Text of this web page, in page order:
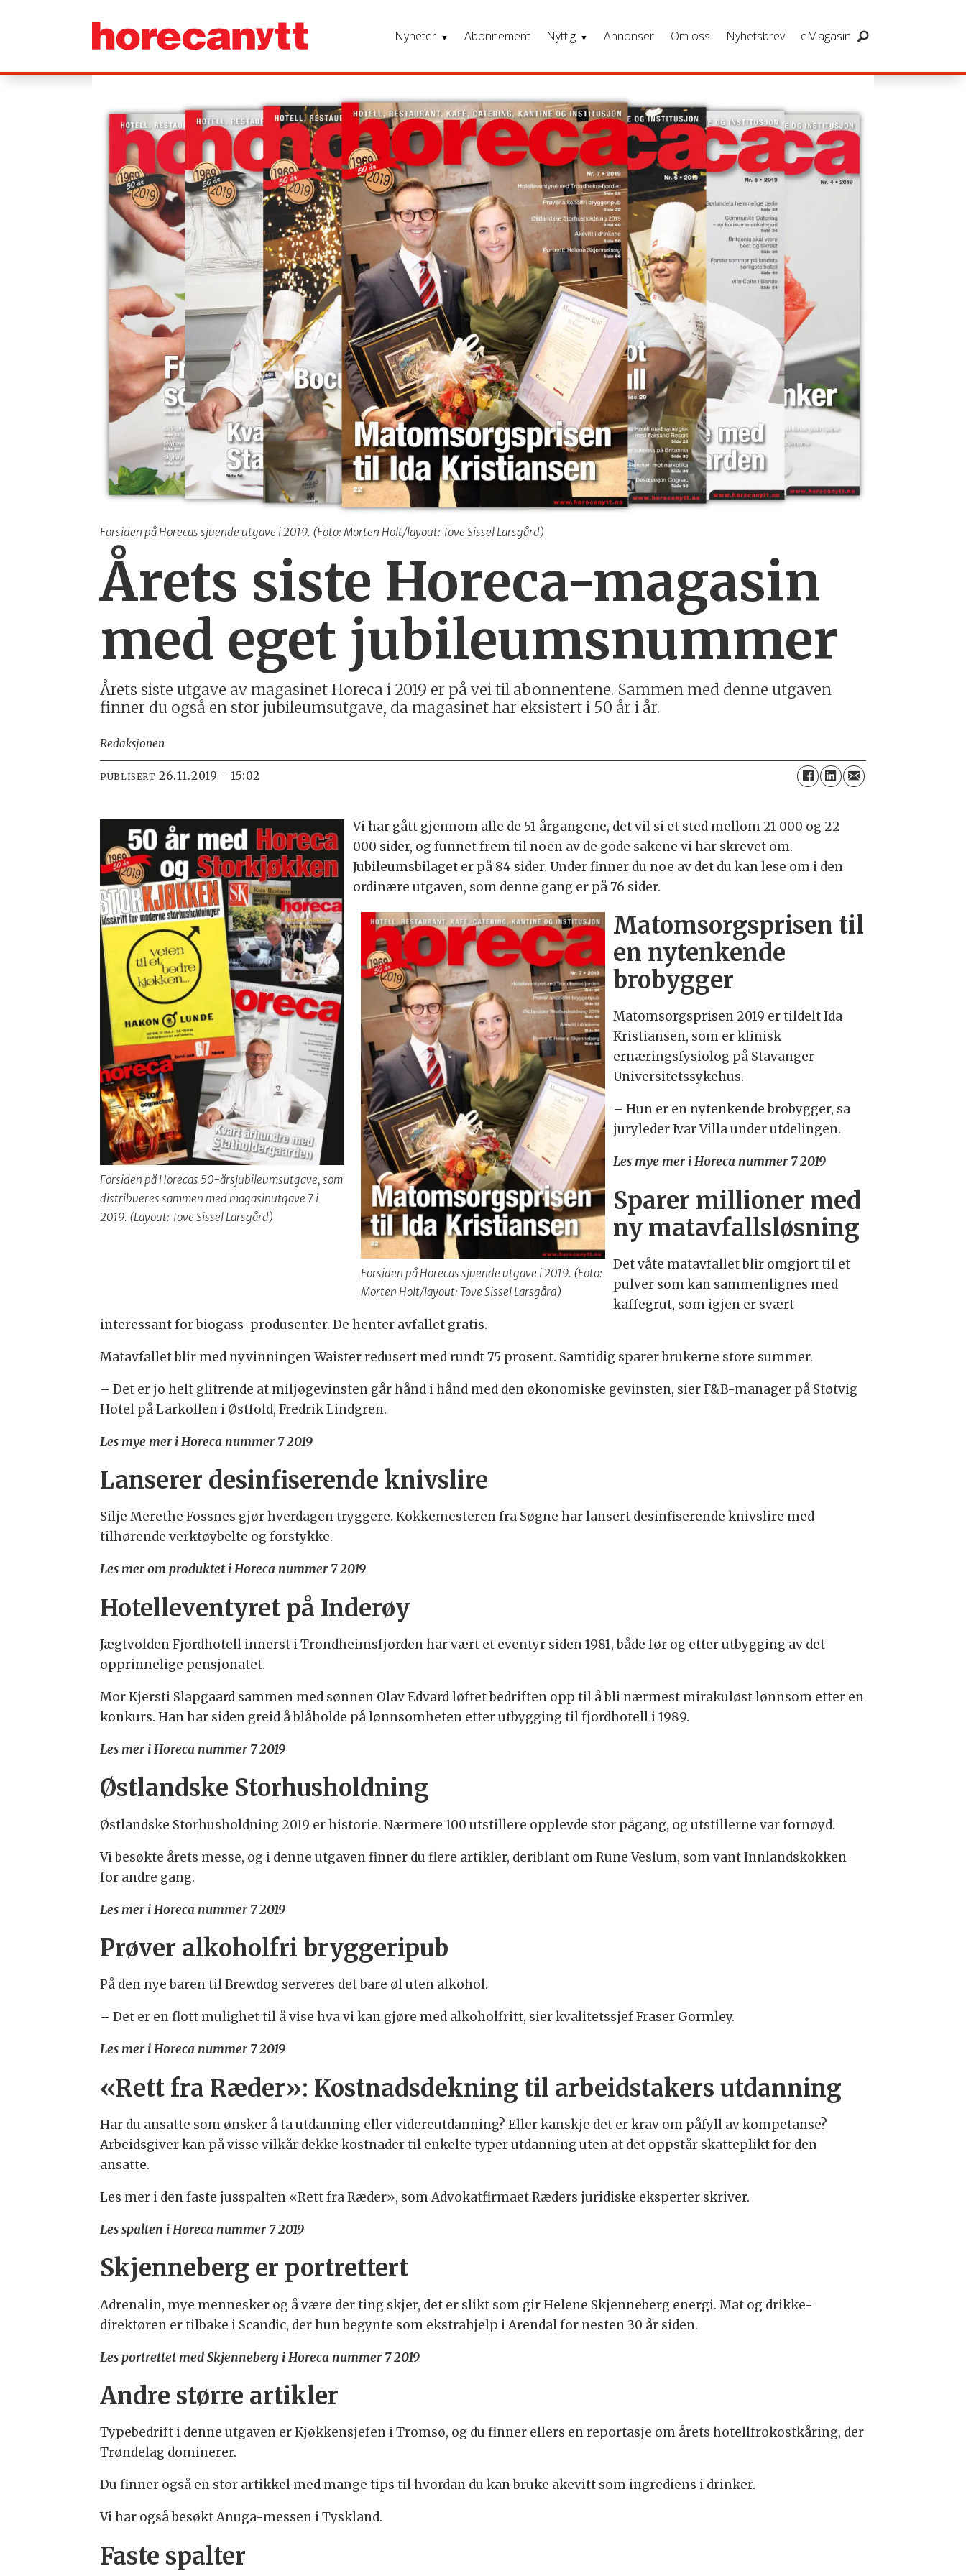
Nyheter Abonnement Nyttig Annonser Om oss Nyhetsbrev eMagasin
Forsiden på Horecas sjuende utgave i 2019. (Foto: Morten Holt/layout: Tove Sissel Larsgård)
Årets siste Horeca-magasin
med eget jubileumsnummer
Årets siste utgave av magasinet Horeca i 2019 er på vei til abonnentene. Sammen med denne utgaven
finner du også en stor jubileumsutgave, da magasinet har eksistert i 50 år i år.
Redaksjonen
PUBLISERT 26.11.2019 - 15:02
Forsiden på Horecas 50-årsjubileumsutgave, som
distribueres sammen med magasinutgave 7 i
2019. (Layout: Tove Sissel Larsgård)
Vi har gått gjennom alle de 51 årgangene, det vil si et sted mellom 21 000 og 22
000 sider, og funnet frem til noen av de gode sakene vi har skrevet om.
Jubileumsbilaget er på 84 sider. Under finner du noe av det du kan lese om i den
ordinære utgaven, som denne gang er på 76 sider.
Forsiden på Horecas sjuende utgave i 2019. (Foto:
Morten Holt/layout: Tove Sissel Larsgård)
Matomsorgsprisen til
en nytenkende
brobygger
Matomsorgsprisen 2019 er tildelt Ida
Kristiansen, som er klinisk
ernæringsfysiolog på Stavanger
Universitetssykehus.
– Hun er en nytenkende brobygger, sa
juryleder Ivar Villa under utdelingen.
Les mye mer i Horeca nummer 7 2019
Sparer millioner med
ny matavfallsløsning
Det våte matavfallet blir omgjort til et
pulver som kan sammenlignes med
kaffegrut, som igjen er svært
interessant for biogass-produsenter. De henter avfallet gratis.
Matavfallet blir med nyvinningen Waister redusert med rundt 75 prosent. Samtidig sparer brukerne store summer.
– Det er jo helt glitrende at miljøgevinsten går hånd i hånd med den økonomiske gevinsten, sier F&B-manager på Støtvig
Hotel på Larkollen i Østfold, Fredrik Lindgren.
Les mye mer i Horeca nummer 7 2019
Lanserer desinfiserende knivslire
Silje Merethe Fossnes gjør hverdagen tryggere. Kokkemesteren fra Søgne har lansert desinfiserende knivslire med
tilhørende verktøybelte og forstykke.
Les mer om produktet i Horeca nummer 7 2019
Hotelleventyret på Inderøy
Jægtvolden Fjordhotell innerst i Trondheimsfjorden har vært et eventyr siden 1981, både før og etter utbygging av det
opprinnelige pensjonatet.
Mor Kjersti Slapgaard sammen med sønnen Olav Edvard løftet bedriften opp til å bli nærmest mirakuløst lønnsom etter en
konkurs. Han har siden greid å blåholde på lønnsomheten etter utbygging til fjordhotell i 1989.
Les mer i Horeca nummer 7 2019
Østlandske Storhusholdning
Østlandske Storhusholdning 2019 er historie. Nærmere 100 utstillere opplevde stor pågang, og utstillerne var fornøyd.
Vi besøkte årets messe, og i denne utgaven finner du flere artikler, deriblant om Rune Veslum, som vant Innlandskokken
for andre gang.
Les mer i Horeca nummer 7 2019
Prøver alkoholfri bryggeripub
På den nye baren til Brewdog serveres det bare øl uten alkohol.
– Det er en flott mulighet til å vise hva vi kan gjøre med alkoholfritt, sier kvalitetssjef Fraser Gormley.
Les mer i Horeca nummer 7 2019
«Rett fra Ræder»: Kostnadsdekning til arbeidstakers utdanning
Har du ansatte som ønsker å ta utdanning eller videreutdanning? Eller kanskje det er krav om påfyll av kompetanse?
Arbeidsgiver kan på visse vilkår dekke kostnader til enkelte typer utdanning uten at det oppstår skatteplikt for den
ansatte.
Les mer i den faste jusspalten «Rett fra Ræder», som Advokatfirmaet Ræders juridiske eksperter skriver.
Les spalten i Horeca nummer 7 2019
Skjenneberg er portrettert
Adrenalin, mye mennesker og å være der ting skjer, det er slikt som gir Helene Skjenneberg energi. Mat og drikke-
direktøren er tilbake i Scandic, der hun begynte som ekstrahjelp i Arendal for nesten 30 år siden.
Les portrettet med Skjenneberg i Horeca nummer 7 2019
Andre større artikler
Typebedrift i denne utgaven er Kjøkkensjefen i Tromsø, og du finner ellers en reportasje om årets hotellfrokostkåring, der
Trøndelag dominerer.
Du finner også en stor artikkel med mange tips til hvordan du kan bruke akevitt som ingrediens i drinker.
Vi har også besøkt Anuga-messen i Tyskland.
Faste spalter